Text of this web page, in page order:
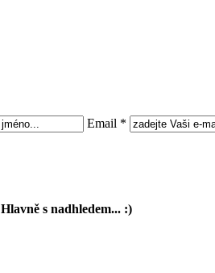
Email *
Hlavně s nadhledem... :)